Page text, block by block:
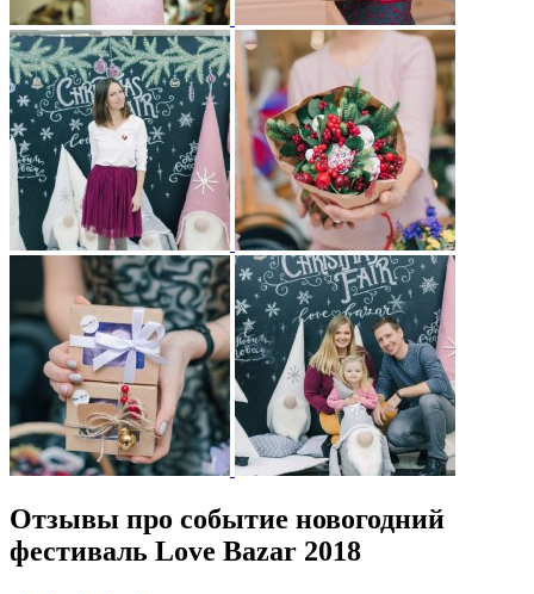
Отзывы про событие новогодний
фестиваль Love Bazar 2018